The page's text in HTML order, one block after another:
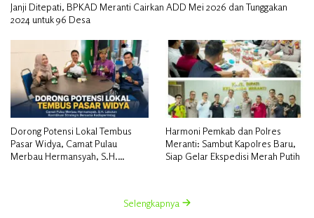
Janji Ditepati, BPKAD Meranti Cairkan ADD Mei 2026 dan Tunggakan
2024 untuk 96 Desa
Dorong Potensi Lokal Tembus
Pasar Widya, Camat Pulau
Merbau Hermansyah, S.H.
Harmoni Pemkab dan Polres
Meranti: Sambut Kapolres Baru,
Siap Gelar Ekspedisi Merah Putih
Selengkapnya